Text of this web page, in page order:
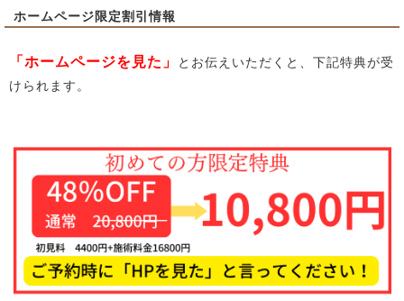
ホームページ限定割引情報
「ホームページを見た」
とお伝えいただくと、下記特典が受
けられます。